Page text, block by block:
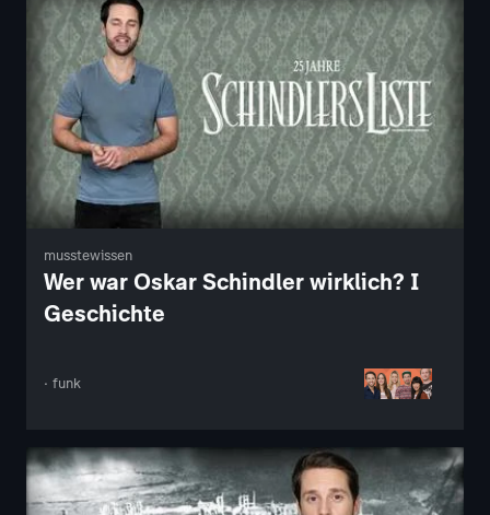
musstewissen
Wer war Oskar Schindler wirklich? I
Geschichte
· funk